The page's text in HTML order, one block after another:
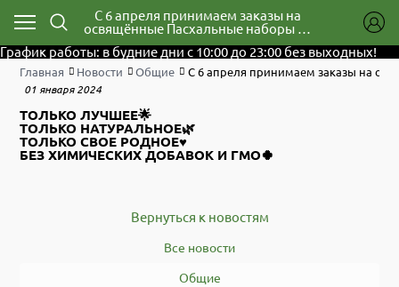
С 6 апреля принимаем заказы на
освящённые Пасхальные наборы из
якутских продуктов!
График работы: в будние дни с 10:00 до 23:00 без выходных!
Главная Новости Общие С 6 апреля принимаем заказы на
01 января 2024
ТОЛЬКО ЛУЧШЕЕ🌟
ТОЛЬКО НАТУРАЛЬНОЕ🌿
ТОЛЬКО СВОЕ РОДНОЕ♥️
БЕЗ ХИМИЧЕСКИХ ДОБАВОК И ГМО🍀
Вернуться к новостям
Все новости
Общие